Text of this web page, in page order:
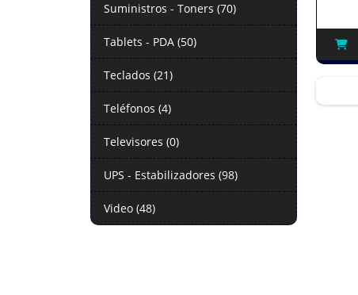
Suministros - Toners (70)
Tablets - PDA (50)
Teclados (21)
Teléfonos (4)
Televisores (0)
UPS - Estabilizadores (98)
Video (48)